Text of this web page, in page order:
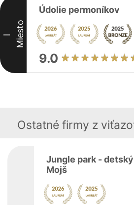
I Miesto
Údolie permoníkov
9.0
Ostatné firmy z
Jungle park -
Mojš